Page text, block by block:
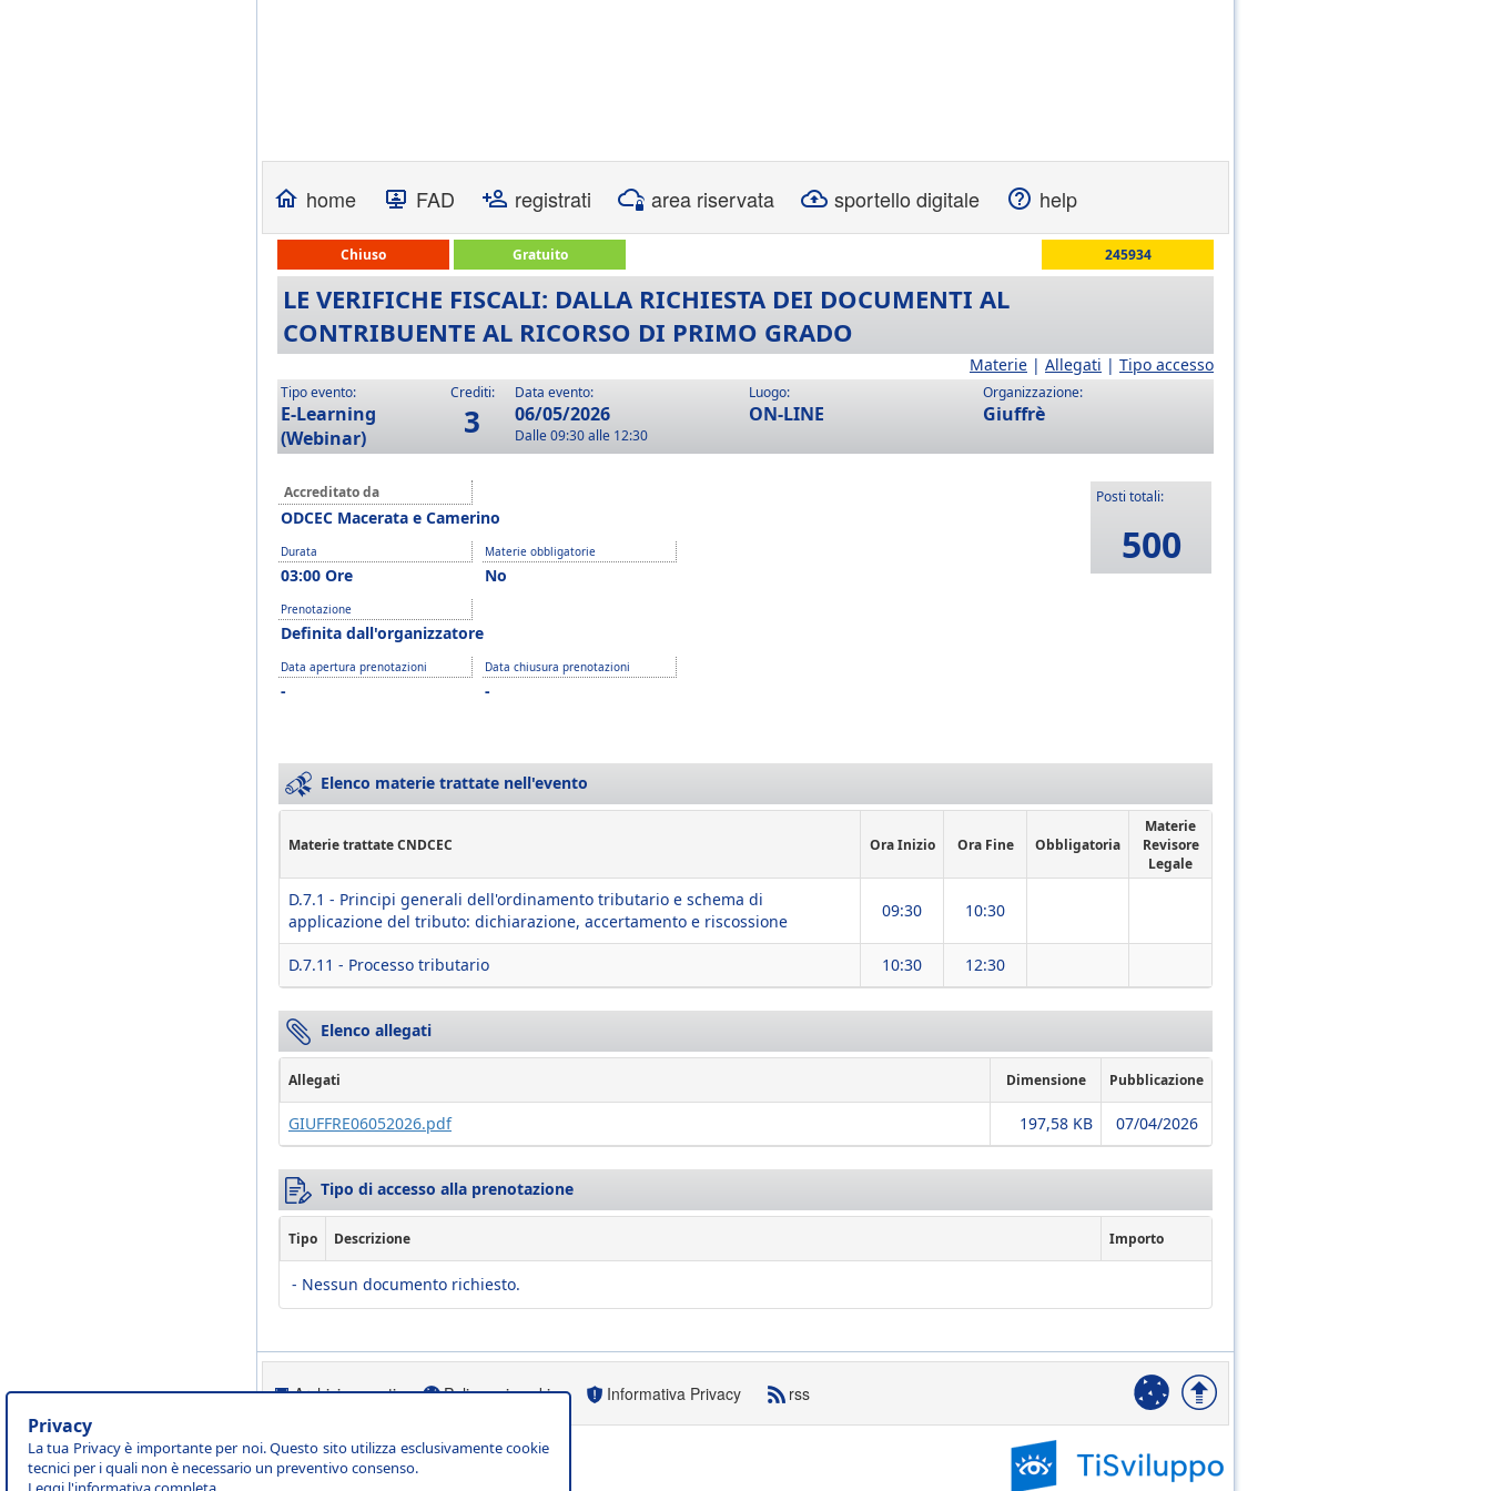
home FAD registrati area riservata sportello digitale help
Chiuso Gratuito 245934
LE VERIFICHE FISCALI: DALLA RICHIESTA DEI DOCUMENTI AL
CONTRIBUENTE AL RICORSO DI PRIMO GRADO
Materie | Allegati | Tipo accesso
Tipo evento:
E-Learning
(Webinar)
Crediti:
3
Data evento:
06/05/2026
Dalle 09:30 alle 12:30
Luogo:
ON-LINE
Organizzazione:
Giuffrè
Accreditato da
ODCEC Macerata e Camerino
Durata
03:00 Ore
Materie obbligatorie
No
Prenotazione
Definita dall'organizzatore
Data apertura prenotazioni
-
Data chiusura prenotazioni
-
Posti totali:
500
Elenco materie trattate nell'evento
Materie trattate CNDCEC Ora Inizio Ora Fine Obbligatoria
Materie
Revisore
Legale
D.7.1 - Principi generali dell'ordinamento tributario e schema di
applicazione del tributo: dichiarazione, accertamento e riscossione
09:30 10:30
D.7.11 - Processo tributario 10:30 12:30
Elenco allegati
Allegati Dimensione Pubblicazione
GIUFFRE06052026.pdf 197,58 KB 07/04/2026
Tipo di accesso alla prenotazione
Tipo Descrizione Importo
- Nessun documento richiesto.
Archivio eventi Policy sui cookie Informativa Privacy rss
Privacy
La tua Privacy è importante per noi. Questo sito utilizza esclusivamente cookie
tecnici per i quali non è necessario un preventivo consenso.